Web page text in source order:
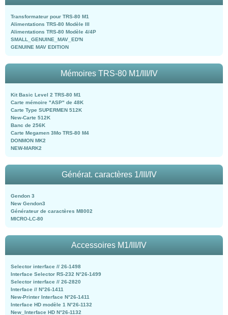
Transformateur pour TRS-80 M1
Alimentations TRS-80 Modèle III
Alimentations TRS-80 Modèle 4/4P
SMALL_GENUINE_MAV_ED'N
GENUINE MAV EDITION
Mémoires TRS-80 M1/III/IV
Kit Basic Level 2 TRS-80 M1
Carte mémoire "ASP" de 48K
Carte Type SUPERMEN 512K
New-Carte 512K
Banc de 256K
Carte Megamen 3Mo TRS-80 M4
DONMON MK2
NEW-MARK2
Générat. caractères 1/III/IV
Gendon 3
New Gendon3
Générateur de caractères M8002
MICRO-LC-80
Accessoires M1/III/IV
Selector interface // 26-1498
Interface Selector RS-232 N°26-1499
Selector interface // 26-2820
Interface // N°26-1411
New-Printer Interface N°26-1411
Interface HD modèle 1 N°26-1132
New_Interface HD N°26-1132